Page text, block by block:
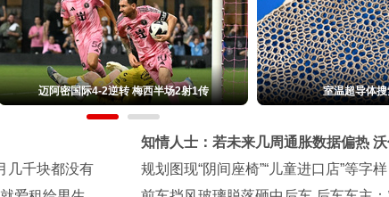
上汽通用再签20年：合资2.0时代，玩法变了 吉林通化一"温度计
几千块都没有
知情人士：若未来几周通胀数据偏热
规划图现“阴间座椅”“儿童进口店”等字